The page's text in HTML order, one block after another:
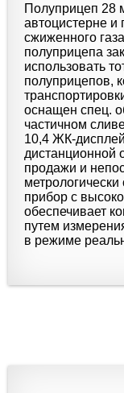
Полуприцеп 28
автоцистерне и
сжиженного
полуприцепа
использовать
полуприцепов,
оснащен спец.
частичном
10,4 ЖК-
дистанционной
продажи и
прибор с
обеспечивает
путем
в режиме